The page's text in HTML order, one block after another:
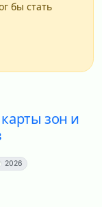
бы стать
зон и
2026